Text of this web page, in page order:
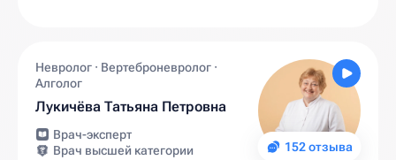
152 отзыва
Невролог · Вертеброневролог ·
Алголог
Лукичёва Татьяна Петровна
Врач-эксперт
Врач высшей категории